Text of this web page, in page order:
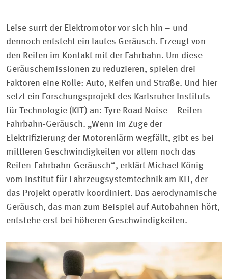
Leise surrt der Elektromotor vor sich hin – und
dennoch entsteht ein lautes Geräusch. Erzeugt von
den Reifen im Kontakt mit der Fahrbahn. Um diese
Geräuschemissionen zu reduzieren, spielen drei
Faktoren eine Rolle: Auto, Reifen und Straße. Und hier
setzt ein Forschungsprojekt des Karlsruher Instituts
für Technologie (KIT) an: Tyre Road Noise – Reifen-
Fahrbahn-Geräusch. „Wenn im Zuge der
Elektrifizierung der Motorenlärm wegfällt, gibt es bei
mittleren Geschwindigkeiten vor allem noch das
Reifen-Fahrbahn-Geräusch“, erklärt Michael König
vom Institut für Fahrzeugsystemtechnik am KIT, der
das Projekt operativ koordiniert. Das aerodynamische
Geräusch, das man zum Beispiel auf Autobahnen hört,
entstehe erst bei höheren Geschwindigkeiten.